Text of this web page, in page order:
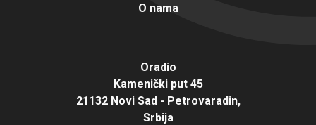
O nama
Oradio
Kamenički put 45
21132 Novi Sad - Petrovaradin,
Srbija